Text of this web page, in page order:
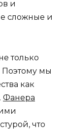
и
сложные и
только
мы
как
Фанера
что